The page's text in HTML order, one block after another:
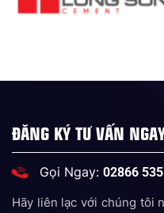
ĐĂNG KÝ TƯ VẤN
Gọi Ngay: 02866
Hãy liên lạc với chúng tôi